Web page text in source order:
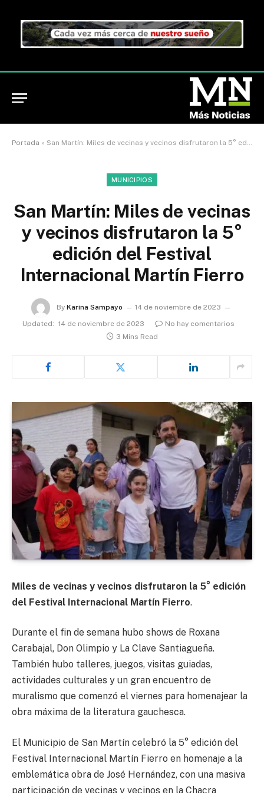
Portada » San Martín: Miles de vecinas y vecinos disfrutaron la 5° edición del Festival Internacional Martín Fierro
MUNICIPIOS
San Martín: Miles de vecinas
y vecinos disfrutaron la 5°
edición del Festival
Internacional Martín Fierro
By Karina Sampayo
14 de noviembre de 2023
Updated: 14 de noviembre de 2023
No hay comentarios
3 Mins Read
Miles de vecinas y vecinos disfrutaron la 5° edición
del Festival Internacional Martín Fierro.
Durante el fin de semana hubo shows de Roxana
Carabajal, Don Olimpio y La Clave Santiagueña.
También hubo talleres, juegos, visitas guiadas,
actividades culturales y un gran encuentro de
muralismo que comenzó el viernes para homenajear la
obra máxima de la literatura gauchesca.
El Municipio de San Martín celebró la 5° edición del
Festival Internacional Martín Fierro en homenaje a la
emblemática obra de José Hernández, con una masiva
participación de vecinas y vecinos en la Chacra